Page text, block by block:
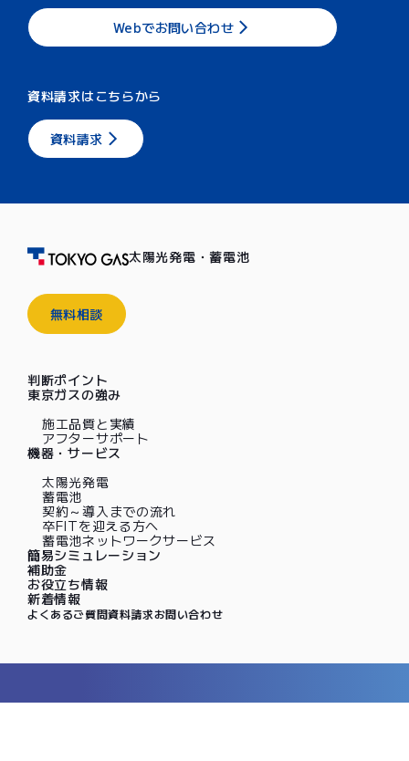
Webでお問い合わせ
資料請求はこちらから
資料請求
太陽光発電・蓄電池
無料相談
判断ポイント
東京ガスの強み
施工品質と実績
アフターサポート
機器・サービス
太陽光発電
蓄電池
契約～導入までの流れ
卒FITを迎える方へ
蓄電池ネットワークサービス
簡易シミュレーション
補助金
お役立ち情報
新着情報
よくあるご質問資料請求お問い合わせ